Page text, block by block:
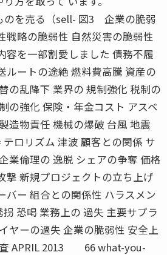
のを売る（sell- 図3 企業の脆弱
戦略の脆弱性 自然災害の脆弱性
容を一部割愛しました 債務不履
ルートの途絶 燃料費高騰 資産の
の乱降下 業界の 規制強化 税制の
の強化 保険・年金コスト アスベ
造物責任 機械の爆破 台風 地震
ロリズム 津波 顧客との関係 サ
業倫理の 逸脱 シェアの争奪 価格
撃 新規プロジェクトの立ち上げ
バー 組合との関係性 ハラスメン
拐 恐喝 業務上の 過失 主要サプラ
ヤーの過失 企業の脆弱性 安全上
査 APRIL 2013 66 what-you-